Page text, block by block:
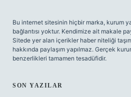
Bu internet sitesinin hiçbir marka, kurum
bağlantısı yoktur. Kendimize ait makale
Sitede yer alan içerikler haber niteliği
hakkında paylaşım yapılmaz. Gerçek
benzerlikleri tamamen tesadüfidir.
SON YAZILAR